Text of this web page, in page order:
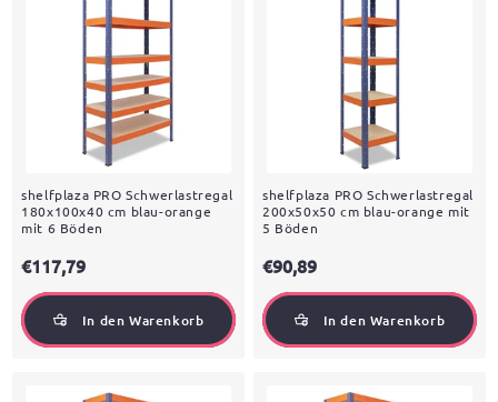
shelfplaza PRO Schwerlastregal
180x100x40 cm blau-orange
mit 6 Böden
€117,79
In den Warenkorb
shelfplaza PRO Schwerlastregal
200x50x50 cm blau-orange mit
5 Böden
€90,89
In den Warenkorb